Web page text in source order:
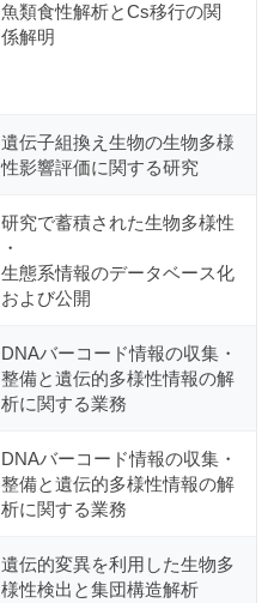
魚類食性解析とCs移行の関
係解明
遺伝子組換え生物の生物多様
性影響評価に関する研究
研究で蓄積された生物多様性
・
生態系情報のデータベース化
および公開
DNAバーコード情報の収集・
整備と遺伝的多様性情報の解
析に関する業務
DNAバーコード情報の収集・
整備と遺伝的多様性情報の解
析に関する業務
遺伝的変異を利用した生物多
様性検出と集団構造解析